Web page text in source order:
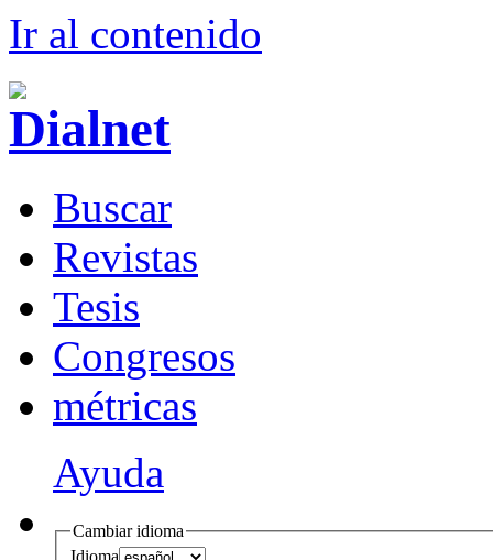
Ir al contenido
Buscar
Revistas
Tesis
Congresos
métricas
Ayuda
Cambiar idioma